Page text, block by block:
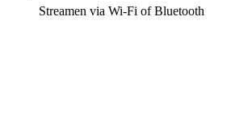
Streamen via Wi-Fi of Bluetooth